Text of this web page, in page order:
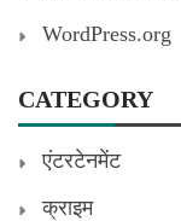
WordPress.org
CATEGORY
एंटरटेनमेंट
क्राइम